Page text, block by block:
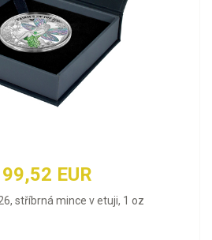
EUR
stříbrná mince v etuji, 1 oz